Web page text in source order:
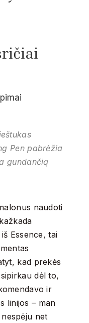
Pen pabrėžia
gundančią
naudoti
Essence, tai
kad prekės
dėl to,
ir
linijos – man
net